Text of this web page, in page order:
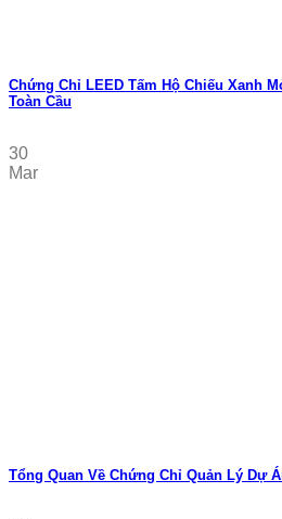
Chứng Chỉ LEED Tấm Hộ Chiếu Xanh
Toàn Cầu
30
Mar
Tổng Quan Về Chứng Chỉ Quản Lý Dự